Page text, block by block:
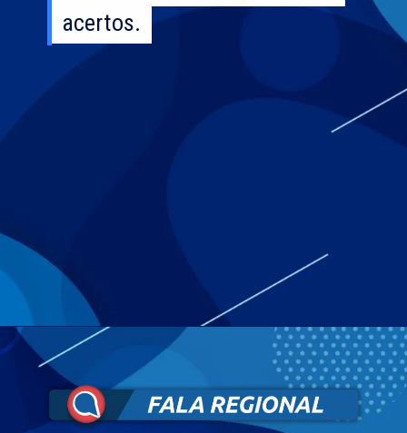
acertos.
acertos.